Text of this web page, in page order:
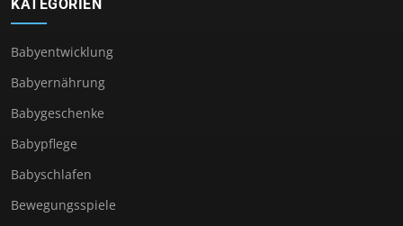
KATEGORIEN
Babyentwicklung
Babyernährung
Babygeschenke
Babypflege
Babyschlafen
Bewegungsspiele